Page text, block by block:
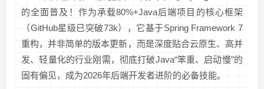
的全面普及！作为承载80%+Java后端项目的核心框架
（GitHub星级已突破73k），它基于Spring Framework 7
重构，并非简单的版本更新，而是深度贴合云原生、高并
发、轻量化的行业刚需，彻底打破Java“笨重、启动慢”的
固有偏见，成为2026年后端开发者进阶的必备技能。